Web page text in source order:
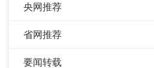
央网推荐
省网推荐
要闻转载